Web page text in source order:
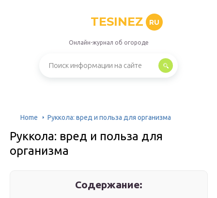
TESINEZ RU
Онлайн-журнал об огороде
Home Руккола: вред и польза для организма
Руккола: вред и польза для
организма
Содержание: